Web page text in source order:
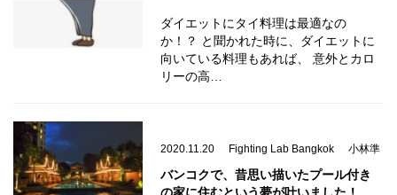
ダイエットにタイ料理は最適なの
か！？ と聞かれた時に、ダイエットに
向いている料理もあれば、 意外とカロ
リーの高…
2020.11.20 Fighting Lab Bangkok 小林準
バンコクで、昔思い描いたプール付き